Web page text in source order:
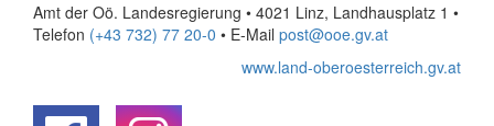
Amt der Oö. Landesregierung • 4021 Linz, Landhausplatz 1 •
Telefon (+43 732) 77 20-0 • E-Mail post@ooe.gv.at
www.land-oberoesterreich.gv.at